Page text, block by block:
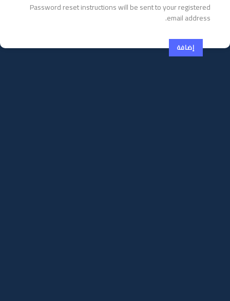
Password reset instructions will be sent to your registered
email address.